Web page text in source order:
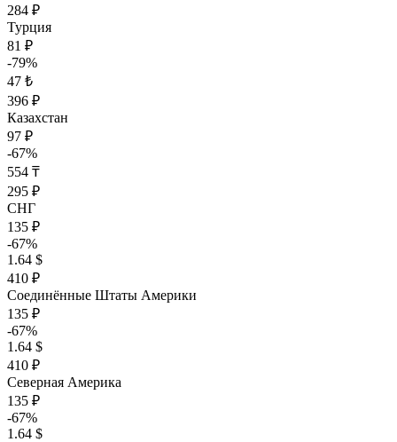
284 ₽
Турция
81 ₽
-79%
47 ₺
396 ₽
Казахстан
97 ₽
-67%
554 ₸
295 ₽
СНГ
135 ₽
-67%
1.64 $
410 ₽
Соединённые Штаты Америки
135 ₽
-67%
1.64 $
410 ₽
Северная Америка
135 ₽
-67%
1.64 $